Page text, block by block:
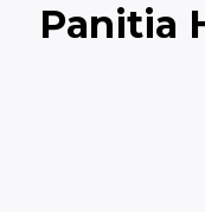
Panitia